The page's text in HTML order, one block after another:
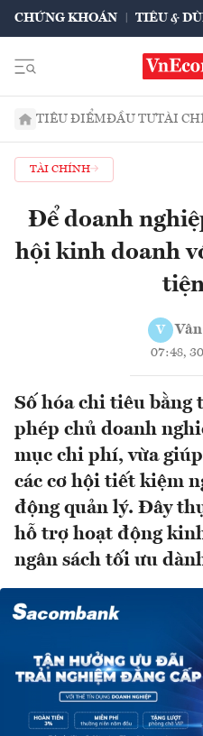
CHỨNG KHOÁN TIÊU &
TIÊU ĐIỂMĐẦU TƯTÀI
TÀI CHÍNH
Để doanh
hội kinh doanh
V
07:48,
Số hóa chi tiêu bằng
phép chủ doanh
mục chi phí, vừa
các cơ hội tiết kiệm
động quản lý. Đây
hỗ trợ hoạt động
ngân sách tối ưu